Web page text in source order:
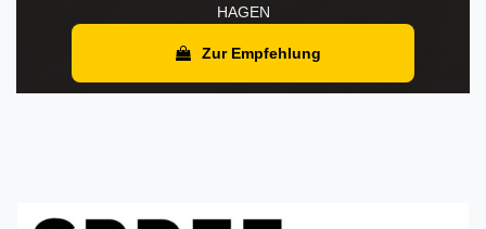
HAGEN
Zur Empfehlung